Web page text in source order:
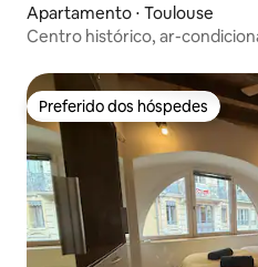
Apartamento ⋅ Toulouse
Centro histórico, ar-
Preferido dos hóspedes
Preferido dos hóspedes